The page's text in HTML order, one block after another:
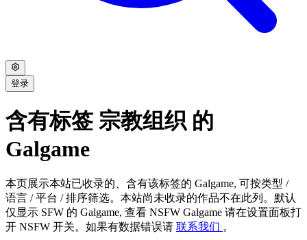
登录
含有标签 宗教组织 的
Galgame
本页展示本站已收录的、含有该标签的 Galgame, 可按类型 /
语言 / 平台 / 排序筛选。本站尚未收录的作品不在此列。默认
仅显示 SFW 的 Galgame, 查看 NSFW Galgame 请在设置面板打
开 NSFW 开关。如果有数据错误请 联系我们 。